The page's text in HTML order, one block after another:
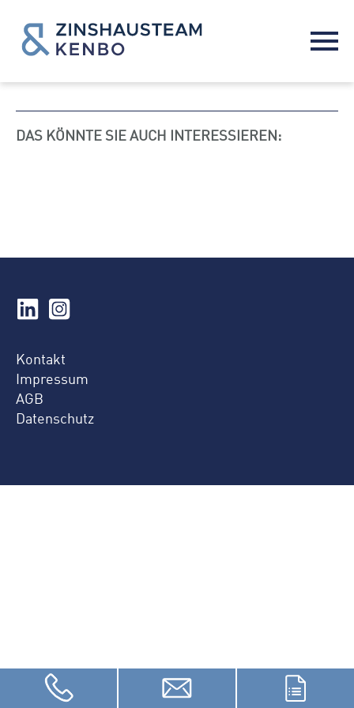
DAS KÖNNTE SIE AUCH INTERESSIEREN:
Kontakt
Impressum
AGB
Datenschutz